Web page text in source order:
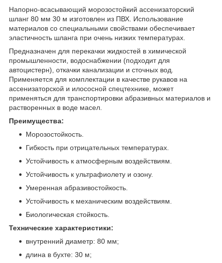
Напорно-всасывающий морозостойкий ассенизаторский
шланг 80 мм 30 м изготовлен из ПВХ. Использование
материалов со специальными свойствами обеспечивает
эластичность шланга при очень низких температурах.
Предназначен для перекачки жидкостей в химической
промышленности, водоснабжении (подходит для
автоцистерн), откачки канализации и сточных вод.
Применяется для комплектации в качестве рукавов на
ассенизаторской и илососной спецтехнике, может
применяться для транспортировки абразивных материалов и
растворенных в воде масел.
Преимущества:
Морозостойкость.
Гибкость при отрицательных температурах.
Устойчивость к атмосферным воздействиям.
Устойчивость к ультрафиолету и озону.
Умеренная абразивостойкость.
Устойчивость к механическим воздействиям.
Биологическая стойкость.
Технические характеристики:
внутренний диаметр: 80 мм;
длина в бухте: 30 м;